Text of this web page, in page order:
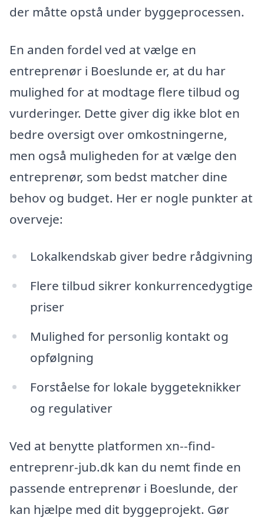
der måtte opstå under byggeprocessen.
En anden fordel ved at vælge en
entreprenør i Boeslunde er, at du har
mulighed for at modtage flere tilbud og
vurderinger. Dette giver dig ikke blot en
bedre oversigt over omkostningerne,
men også muligheden for at vælge den
entreprenør, som bedst matcher dine
behov og budget. Her er nogle punkter at
overveje:
Lokalkendskab giver bedre rådgivning
Flere tilbud sikrer konkurrencedygtige
priser
Mulighed for personlig kontakt og
opfølgning
Forståelse for lokale byggeteknikker
og regulativer
Ved at benytte platformen xn--find-
entreprenr-jub.dk kan du nemt finde en
passende entreprenør i Boeslunde, der
kan hjælpe med dit byggeprojekt. Gør